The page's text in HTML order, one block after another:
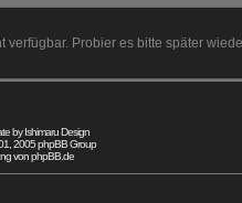
verfügbar. Probier es bitte später
byIshimaru Design
2005 phpBB Group
vonphpBB.de